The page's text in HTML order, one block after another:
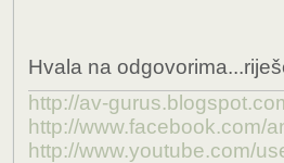
Hvala na
http://av-
http://www.facebook.com/
http://www.youtube.com/